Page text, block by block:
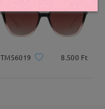
TM56019 8.500 Ft